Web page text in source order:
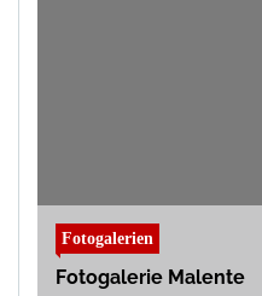
Fotogalerien
Fotogalerie Malente